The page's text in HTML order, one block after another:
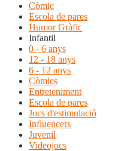
Còmic
Escola de pares
Humor Gràfic
Infantil
0 - 6 anys
12 - 18 anys
6 - 12 anys
Còmics
Entreteniment
Escola de pares
Jocs d'estimulació
Influencers
Juvenil
Videojocs